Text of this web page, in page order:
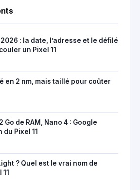
: la date, l’adresse et le défilé
un Pixel 11
en 2 nm, mais taillé pour coûter
Go de RAM, Nano 4 : Google
Pixel 11
? Quel est le vrai nom de